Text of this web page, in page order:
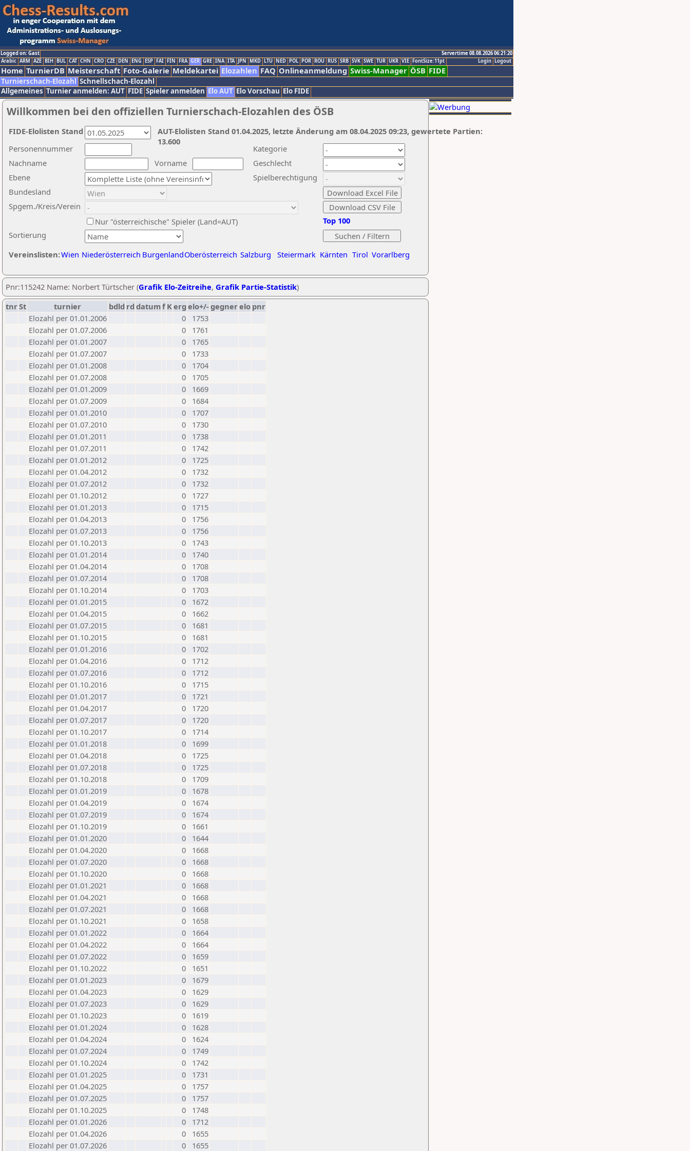
Logged on: Gast
Servertime 08.08.2026 06:21:20
Logout
Login
Arabic ARM AZE BIH BUL CAT CHN CRO CZE DEN ENG ESP FAI FIN FRA GER GRE INA ITA JPN MKD LTU NED POL POR ROU RUS SRB SVK SWE TUR UKR VIE FontSize:11pt
Home TurnierDB Meisterschaft Foto-Galerie Meldekartei Elozahlen FAQ Onlineanmeldung Swiss-Manager ÖSB FIDE
Turnierschach-Elozahl Schnellschach-Elozahl
Allgemeines Turnier anmelden: AUT FIDE Spieler anmelden Elo AUT Elo Vorschau Elo FIDE
Willkommen bei den offiziellen Turnierschach-Elozahlen des ÖSB
Nachname
Vorname
Ebene
Kategorie
Sortierung
Personennummer
Bundesland
Spgem./Kreis/Verein
Geschlecht
Nur "österreichische" Spieler (Land=AUT)
Spielberechtigung
Vereinslisten:Wien Niederösterreich BurgenlandOberösterreich Salzburg Steiermark Kärnten Tirol Vorarlberg
Top 100
AUT-Elolisten Stand 01.04.2025, letzte Änderung am 08.04.2025 09:23, gewertete Partien:
13.600
FIDE-Elolisten Stand
Pnr:115242 Name: Norbert Türtscher (Grafik Elo-Zeitreihe, Grafik Partie-Statistik)
tnrSt turnier bdld rd datumf Kerg elo+/-gegnerelo pnr
Elozahl per 01.01.2006
0
1753
Elozahl per 01.07.2006
0
1761
Elozahl per 01.01.2007
0
1765
Elozahl per 01.07.2007
0
1733
Elozahl per 01.01.2008
0
1704
Elozahl per 01.07.2008
0
1705
Elozahl per 01.01.2009
0
1669
Elozahl per 01.07.2009
0
1684
Elozahl per 01.01.2010
0
1707
Elozahl per 01.07.2010
0
1730
Elozahl per 01.01.2011
0
1738
Elozahl per 01.07.2011
0
1742
Elozahl per 01.01.2012
0
1725
Elozahl per 01.04.2012
0
1732
Elozahl per 01.07.2012
0
1732
Elozahl per 01.10.2012
0
1727
Elozahl per 01.01.2013
0
1715
Elozahl per 01.04.2013
0
1756
Elozahl per 01.07.2013
0
1756
Elozahl per 01.10.2013
0
1743
Elozahl per 01.01.2014
0
1740
Elozahl per 01.04.2014
0
1708
Elozahl per 01.07.2014
0
1708
Elozahl per 01.10.2014
0
1703
Elozahl per 01.01.2015
0
1672
Elozahl per 01.04.2015
0
1662
Elozahl per 01.07.2015
0
1681
Elozahl per 01.10.2015
0
1681
Elozahl per 01.01.2016
0
1702
Elozahl per 01.04.2016
0
1712
Elozahl per 01.07.2016
0
1712
Elozahl per 01.10.2016
0
1715
Elozahl per 01.01.2017
0
1721
Elozahl per 01.04.2017
0
1720
Elozahl per 01.07.2017
0
1720
Elozahl per 01.10.2017
0
1714
Elozahl per 01.01.2018
0
1699
Elozahl per 01.04.2018
0
1725
Elozahl per 01.07.2018
0
1725
Elozahl per 01.10.2018
0
1709
Elozahl per 01.01.2019
0
1678
Elozahl per 01.04.2019
0
1674
Elozahl per 01.07.2019
0
1674
Elozahl per 01.10.2019
0
1661
Elozahl per 01.01.2020
0
1644
Elozahl per 01.04.2020
0
1668
Elozahl per 01.07.2020
0
1668
Elozahl per 01.10.2020
0
1668
Elozahl per 01.01.2021
0
1668
Elozahl per 01.04.2021
0
1668
Elozahl per 01.07.2021
0
1668
Elozahl per 01.10.2021
0
1658
Elozahl per 01.01.2022
0
1664
Elozahl per 01.04.2022
0
1664
Elozahl per 01.07.2022
0
1659
Elozahl per 01.10.2022
0
1651
Elozahl per 01.01.2023
0
1679
Elozahl per 01.04.2023
0
1629
Elozahl per 01.07.2023
0
1629
Elozahl per 01.10.2023
0
1619
Elozahl per 01.01.2024
0
1628
Elozahl per 01.04.2024
0
1624
Elozahl per 01.07.2024
0
1749
Elozahl per 01.10.2024
0
1742
Elozahl per 01.01.2025
0
1731
Elozahl per 01.04.2025
0
1757
Elozahl per 01.07.2025
0
1757
Elozahl per 01.10.2025
0
1748
Elozahl per 01.01.2026
0
1712
Elozahl per 01.04.2026
0
1655
Elozahl per 01.07.2026
0 1655